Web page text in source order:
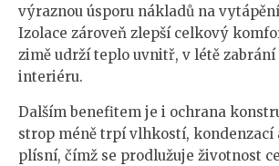
výraznou úsporu nákladů na
Izolace zároveň zlepší celkový
zimě udrží teplo uvnitř, v létě
interiéru.
Dalším benefitem je i ochrana
strop méně trpí vlhkostí, kondenzací
plísní, čímž se prodlužuje životnost